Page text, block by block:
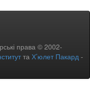
права © 2002-
та Х’юлет Пакард -